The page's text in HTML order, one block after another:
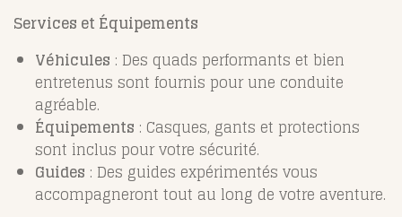
Services et Équipements
Véhicules : Des quads performants et bien
entretenus sont fournis pour une conduite
agréable.
Équipements : Casques, gants et protections
sont inclus pour votre sécurité.
Guides : Des guides expérimentés vous
accompagneront tout au long de votre aventure.